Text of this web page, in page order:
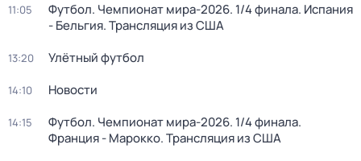
11:05
Футбол. Чемпионат мира-2026. 1/4 финала. Испания
- Бельгия. Трансляция из США
13:20 Улётный футбол
14:10 Новости
14:15
Футбол. Чемпионат мира-2026. 1/4 финала.
Франция - Марокко. Трансляция из США